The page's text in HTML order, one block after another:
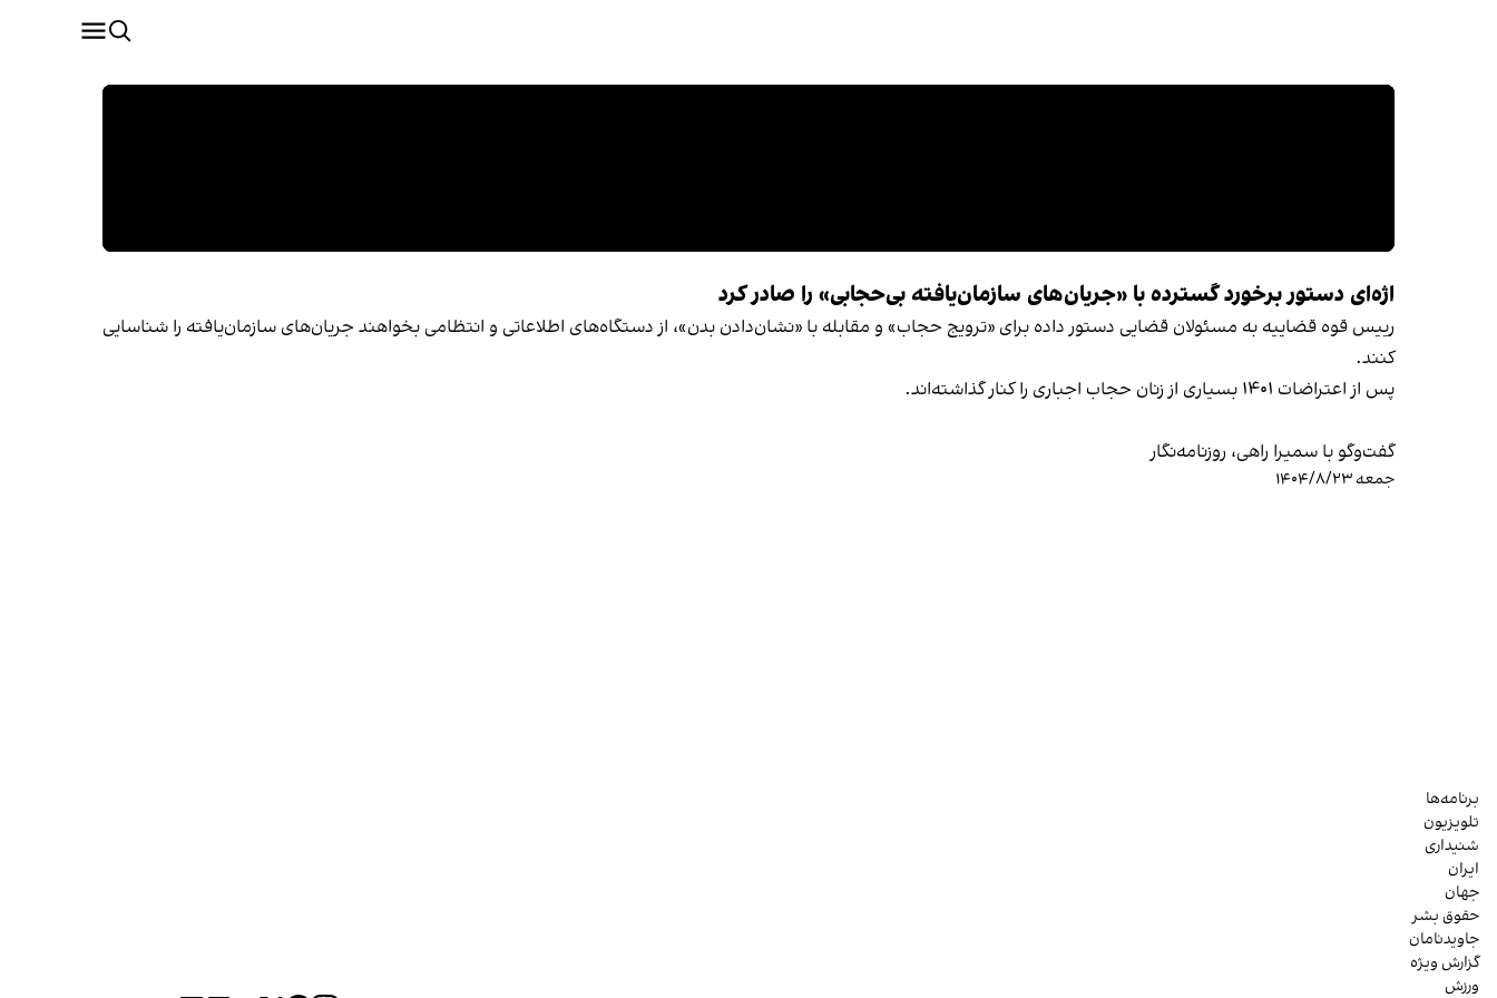
اژه‌ای دستور برخورد گسترده با «جریان‌های سازمان‌یافته بی‌حجابی» را صادر کرد
رییس قوه قضاییه به مسئولان قضایی دستور داده برای «ترویج حجاب» و مقابله با «نشان‌دادن بدن»، از دستگاه‌های اطلاعاتی و انتظامی بخواهند جریان‌های سازمان‌یافته را شناسایی
کنند.
پس از اعتراضات ۱۴۰۱ بسیاری از زنان حجاب اجباری را کنار گذاشته‌اند.
گفت‌وگو با سمیرا راهی، روزنامه‌نگار
جمعه ۱۴۰۴/۸/۲۳
برنامه‌ها
تلویزیون
شنیداری
ایران
جهان
حقوق بشر
جاویدنامان
گزارش ویژه
ورزش